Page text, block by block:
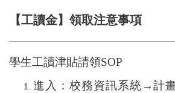
【工讀金】領取注意事項
學生工讀津貼請領SOP
進入：校務資訊系統→計